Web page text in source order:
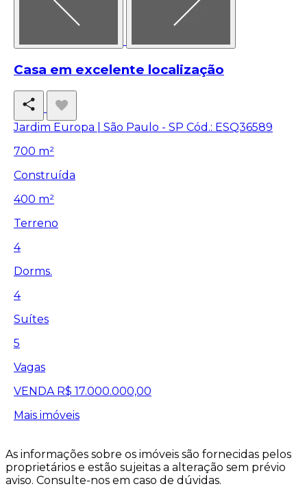
Casa em excelente localização
Jardim Europa | São Paulo - SP Cód.: ESQ36589
700 m²
Construída
400 m²
Terreno
4
Dorms.
4
Suítes
5
Vagas
VENDA R$ 17.000.000,00
Mais imóveis
As informações sobre os imóveis são fornecidas pelos
proprietários e estão sujeitas a alteração sem prévio
aviso. Consulte-nos em caso de dúvidas.